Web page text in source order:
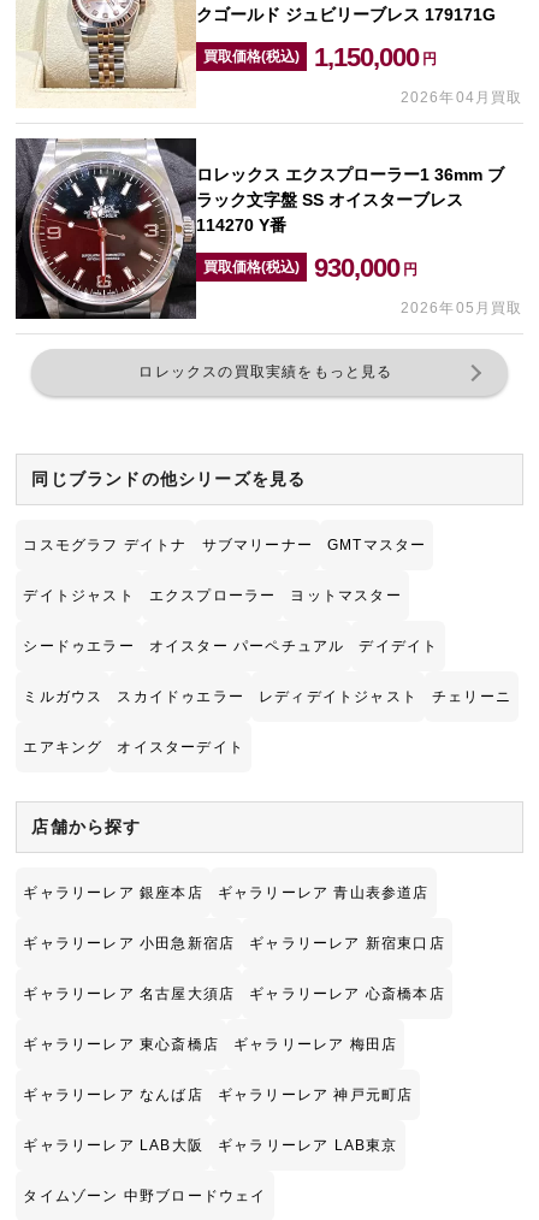
クゴールド ジュビリーブレス 179171G
買取価格(税込) 1,150,000 円
2026年04月買取
ロレックス エクスプローラー1 36mm ブ
ラック文字盤 SS オイスターブレス
114270 Y番
買取価格(税込) 930,000 円
2026年05月買取
ロレックスの買取実績をもっと見る
同じブランドの他シリーズを見る
コスモグラフ デイトナ サブマリーナー GMTマスター
デイトジャスト エクスプローラー ヨットマスター
シードゥエラー オイスター パーペチュアル デイデイト
ミルガウス スカイドゥエラー レディデイトジャスト チェリーニ
エアキング オイスターデイト
店舗から探す
ギャラリーレア 銀座本店 ギャラリーレア 青山表参道店
ギャラリーレア 小田急新宿店 ギャラリーレア 新宿東口店
ギャラリーレア 名古屋大須店 ギャラリーレア 心斎橋本店
ギャラリーレア 東心斎橋店 ギャラリーレア 梅田店
ギャラリーレア なんば店 ギャラリーレア 神戸元町店
ギャラリーレア LAB大阪 ギャラリーレア LAB東京
タイムゾーン 中野ブロードウェイ